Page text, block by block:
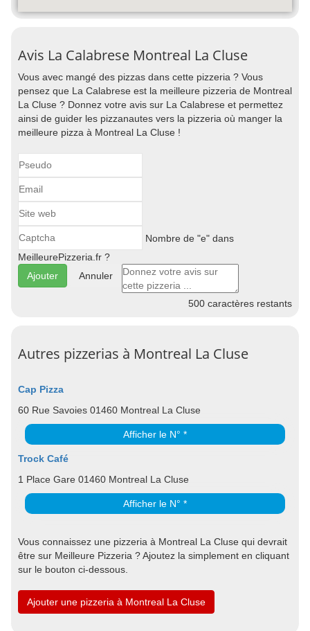
Avis La Calabrese Montreal La Cluse
Vous avec mangé des pizzas dans cette pizzeria ? Vous
pensez que La Calabrese est la meilleure pizzeria de Montreal
La Cluse ? Donnez votre avis sur La Calabrese et permettez
ainsi de guider les pizzanautes vers la pizzeria où manger la
meilleure pizza à Montreal La Cluse !
Nombre de "e" dans
MeilleurePizzeria.fr ?
Annuler
500 caractères restants
Autres pizzerias à Montreal La Cluse
Cap Pizza
60 Rue Savoies 01460 Montreal La Cluse
Afficher le N° *
Trock Café
1 Place Gare 01460 Montreal La Cluse
Afficher le N° *
Vous connaissez une pizzeria à Montreal La Cluse qui devrait
être sur Meilleure Pizzeria ? Ajoutez la simplement en cliquant
sur le bouton ci-dessous.
Ajouter une pizzeria à Montreal La Cluse